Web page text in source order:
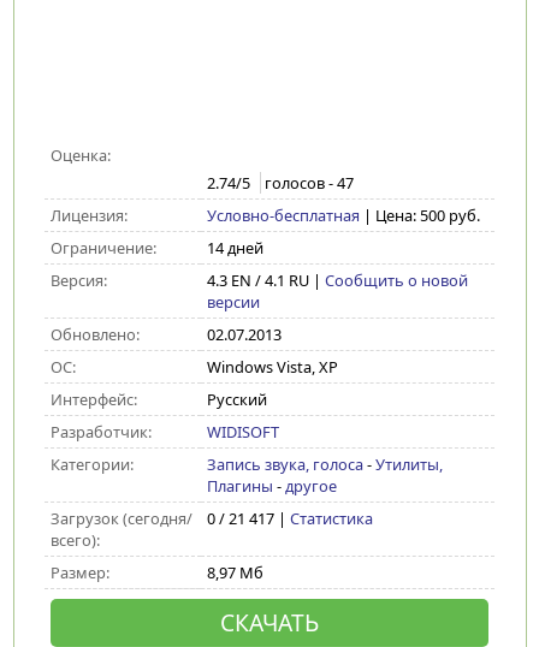
Оценка:
2.74/5 голосов -47
Лицензия:
Условно-бесплатная | Цена: 500 руб.
Ограничение:
14 дней
Версия:
4.3 EN / 4.1 RU| Сообщить о новой
версии
Обновлено:
02.07.2013
ОС:
Windows Vista, XP
Интерфейс:
Русский
Разработчик:
WIDISOFT
Категории:
Запись звука, голоса-Утилиты,
Плагины -другое
Загрузок (сегодня/
всего):
0 / 21 417 | Статистика
Размер: 8,97 Мб
СКАЧАТЬ